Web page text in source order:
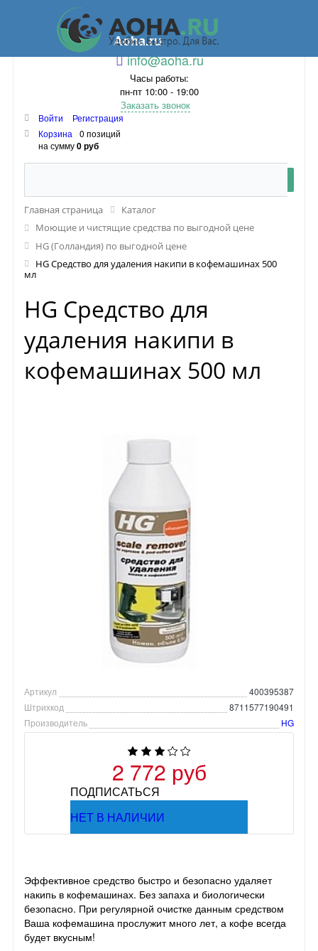
Aoha.ru
info@aoha.ru
Часы работы:
пн-пт 10:00 - 19:00
Заказать звонок
Войти
Регистрация
Корзина
0 позиций
на сумму0 руб
Главная страница
Каталог
Моющие и чистящие средства по выгодной цене
HG (Голландия) по выгодной цене
HG Средство для удаления накипи в кофемашинах 500
мл
HG Средство для
удаления накипи в
кофемашинах 500 мл
Артикул
400395387
Штрихкод
8711577190491
Производитель
HG
2 772 руб
ПОДПИСАТЬСЯ
НЕТ В НАЛИЧИИ
Эффективное средство быстро и безопасно удаляет
накипь в кофемашинах. Без запаха и биологически
безопасно. При регулярной очистке данным средством
Ваша кофемашина прослужит много лет, а кофе всегда
будет вкусным!